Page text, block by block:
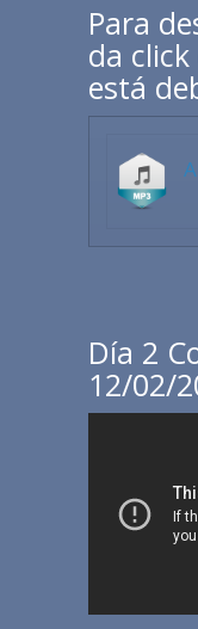
Para
da
está
Día 2
12/02/